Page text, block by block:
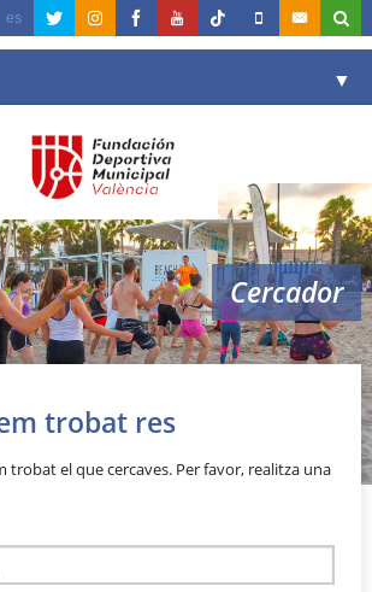
es
▼
▼
▼
▼
Cercador
trobat res
trobat el que cercaves. Per favor, realitza una